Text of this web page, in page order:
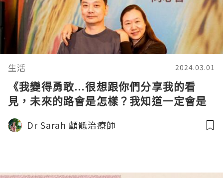
生活 2024.03.01
《我變得勇敢…很想跟你們分享我的看
見，未來的路會是怎樣？我知道一定會是
更好！》
Dr Sarah 顱骶治療師